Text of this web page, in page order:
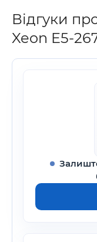
Відгуки
Xeon E5-